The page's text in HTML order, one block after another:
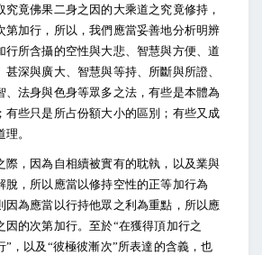
究竟佛果二身之因的大乘道之究竟修持，
第加行，所以，我們應當妥善地分析明辨
行所含攝的空性與大悲、智慧與方便、道
深與廣大、智慧與等持、所斷與所證、
、法身與色身等眾多之法，有些是本體為
有些只是所占份額大小的區別；有些又成
。
際，因為自相續被實有的耽執，以及業與
脫，所以應當以修持空性的正等加行為
因為應當以行持他眾之利為重點，所以應
因的次第加行。至於“在獲得頂加行之
”，以及“彼極彼漸次”所表達的含義，也